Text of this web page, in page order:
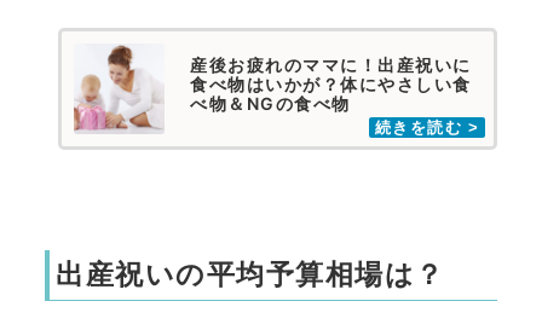
産後お疲れのママに！出産祝いに
食べ物はいかが？体にやさしい食
べ物＆NGの食べ物
出産祝いの平均予算相場は？